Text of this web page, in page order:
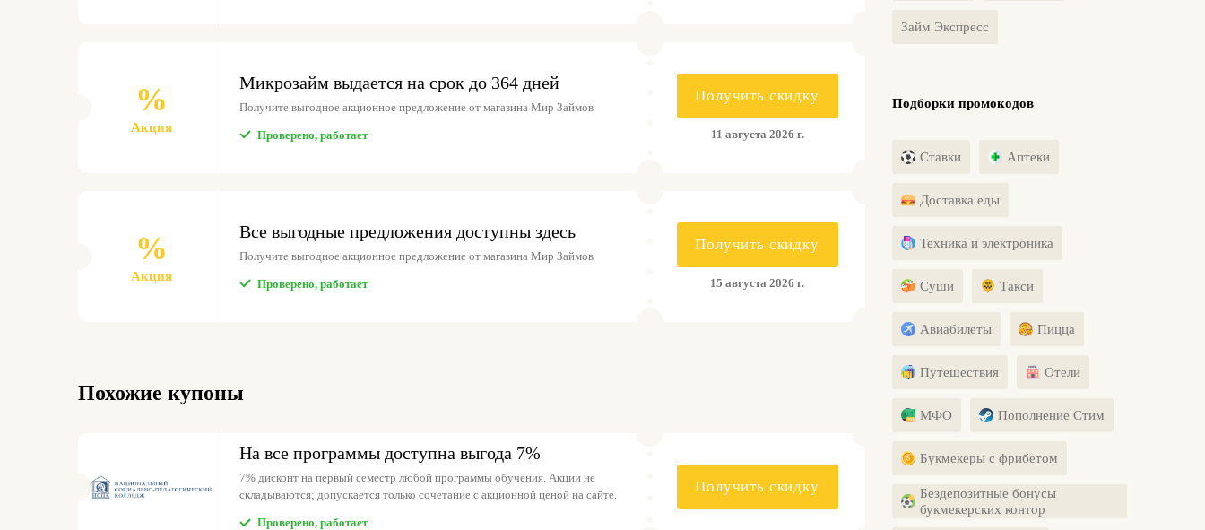
%
Акция
Микрозайм выдается на срок до 364 дней
Получите выгодное акционное предложение от магазина Мир Займов
Проверено, работает
Получить скидку
11 августа 2026 г.
%
Акция
Все выгодные предложения доступны здесь
Получите выгодное акционное предложение от магазина Мир Займов
Проверено, работает
Получить скидку
15 августа 2026 г.
Похожие купоны
На все программы доступна выгода 7%
7% дисконт на первый семестр любой программы обучения. Акции не
складываются; допускается только сочетание с акционной ценой на сайте.
Проверено, работает
Получить скидку
Займ Экспресс
Подборки промокодов
Ставки Аптеки
Доставка еды
Техника и электроника
Суши Такси
Авиабилеты Пицца
Путешествия Отели
МФО Пополнение Стим
Букмекеры с фрибетом
Бездепозитные бонусы
букмекерских контор